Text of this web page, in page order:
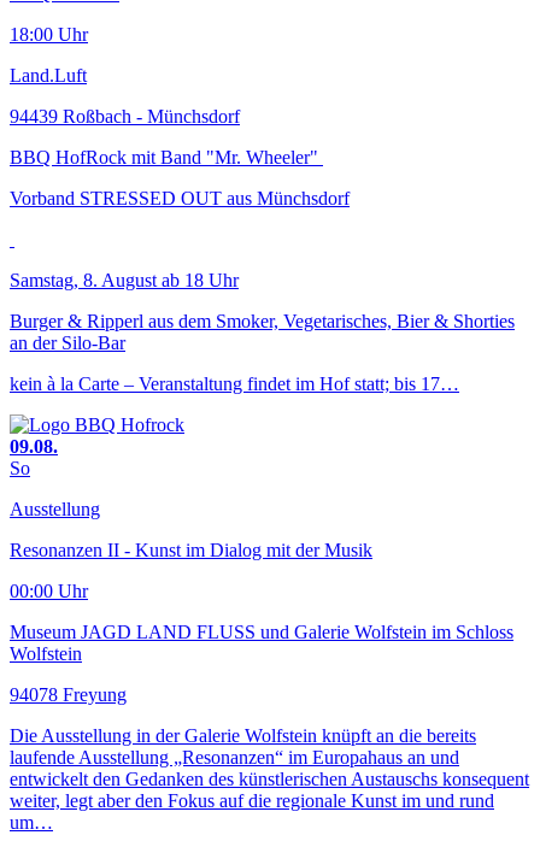
18:00 Uhr
Land.Luft
94439 Roßbach - Münchsdorf
BBQ HofRock mit Band "Mr. Wheeler"
Vorband STRESSED OUT aus Münchsdorf
Samstag, 8. August ab 18 Uhr
Burger & Ripperl aus dem Smoker, Vegetarisches, Bier & Shorties
an der Silo-Bar
kein à la Carte – Veranstaltung findet im Hof statt; bis 17…
09.08.
So
Ausstellung
Resonanzen II - Kunst im Dialog mit der Musik
00:00 Uhr
Museum JAGD LAND FLUSS und Galerie Wolfstein im Schloss
Wolfstein
94078 Freyung
Die Ausstellung in der Galerie Wolfstein knüpft an die bereits
laufende Ausstellung „Resonanzen“ im Europahaus an und
entwickelt den Gedanken des künstlerischen Austauschs konsequent
weiter, legt aber den Fokus auf die regionale Kunst im und rund
um…